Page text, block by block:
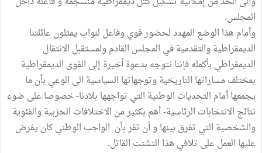
المجلس.
وأمام هذا الوضع المهدد لحضور قوي وفاعل لنواب يمثلون عائلتنا
الديمقراطية والتقدمية في المجلس القادم ولمستقبل الانتقال
الديمقراطي بأكمله فإننا نتوجه بدعوة أخيرة إلى القوى الديمقراطية
بمختلف مساراتها التاريخية وتوجهاتها السياسية الى الوعي بأن ما
يجمعها أمام التحديات الوطنية التي تواجهها بلادنا- خصوصا على ضوء
نتائج الانتخابات الرئاسية- أهم بكثير من الاختلافات الحزبية والفئوية
والشخصية التي تفرق بينها و أن تقر بأن الواجب الوطني كان يفرض
عليها العمل على تلافي هذا التشتت القاتل.